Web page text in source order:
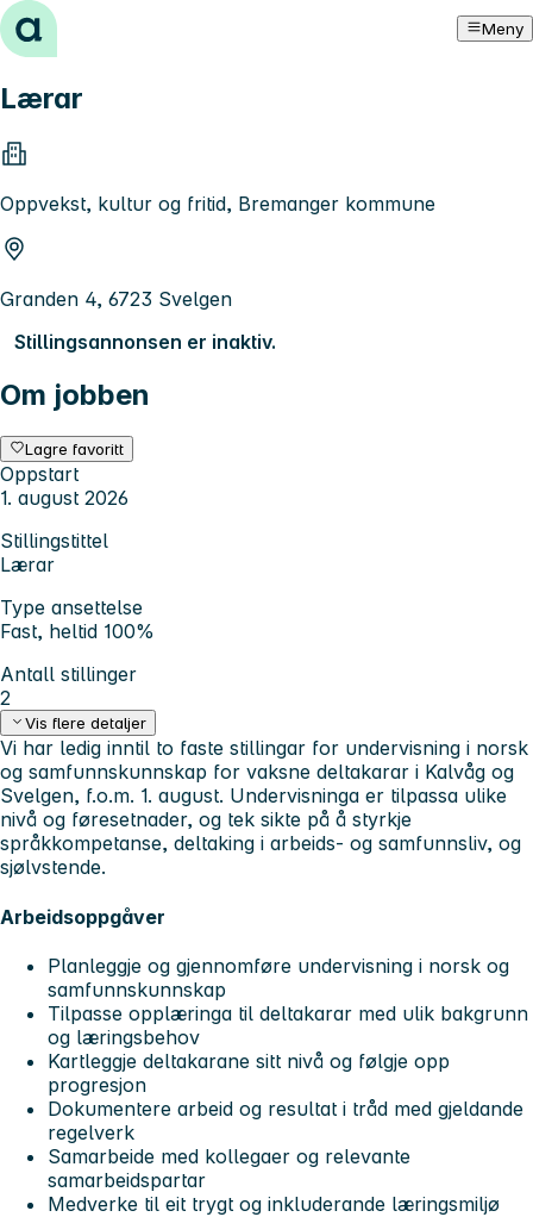
Hopp til innhold Meny
Lærar
Oppvekst, kultur og fritid, Bremanger kommune
Granden 4, 6723 Svelgen
Stillingsannonsen er inaktiv.
Om jobben
Lagre favoritt
Oppstart
1. august 2026
Stillingstittel
Lærar
Type ansettelse
Fast, heltid 100%
Antall stillinger
2
Vis flere detaljer
Vi har ledig inntil to faste stillingar for undervisning i norsk
og samfunnskunnskap for vaksne deltakarar i Kalvåg og
Svelgen, f.o.m. 1. august. Undervisninga er tilpassa ulike
nivå og føresetnader, og tek sikte på å styrkje
språkkompetanse, deltaking i arbeids- og samfunnsliv, og
sjølvstende.
Arbeidsoppgåver
Planleggje og gjennomføre undervisning i norsk og
samfunnskunnskap
Tilpasse opplæringa til deltakarar med ulik bakgrunn
og læringsbehov
Kartleggje deltakarane sitt nivå og følgje opp
progresjon
Dokumentere arbeid og resultat i tråd med gjeldande
regelverk
Samarbeide med kollegaer og relevante
samarbeidspartar
Medverke til eit trygt og inkluderande læringsmiljø